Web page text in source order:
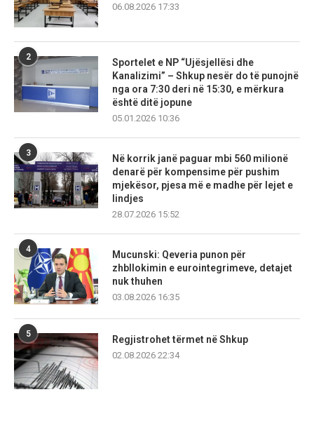
06.08.2026 17:33
2
Sportelet e NP “Ujësjellësi dhe
Kanalizimi” – Shkup nesër do të punojnë
nga ora 7:30 deri në 15:30, e mërkura
është ditë jopune
05.01.2026 10:36
3
Në korrik janë paguar mbi 560 milionë
denarë për kompensime për pushim
mjekësor, pjesa më e madhe për lejet e
lindjes
28.07.2026 15:52
4
Mucunski: Qeveria punon për
zhbllokimin e eurointegrimeve, detajet
nuk thuhen
03.08.2026 16:35
5
Regjistrohet tërmet në Shkup
02.08.2026 22:34